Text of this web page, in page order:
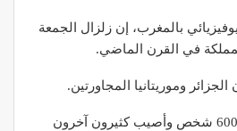
بالمغرب، إن زلزال الجمعة
في القرن الماضي.
وموريتانيا المجاورتين.
وفي 2004، قُتل أكثر من 600 شخص وأصيب كثيرون آخرون